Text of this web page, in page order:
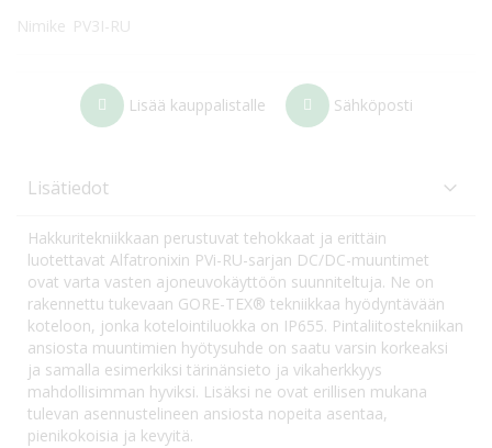
Nimike PV3I-RU
Lisää kauppalistalle Sähköposti
Lisätiedot
Hakkuritekniikkaan perustuvat tehokkaat ja erittäin
luotettavat Alfatronixin PVi-RU-sarjan DC/DC-muuntimet
ovat varta vasten ajoneuvokäyttöön suunniteltuja. Ne on
rakennettu tukevaan GORE-TEX® tekniikkaa hyödyntävään
koteloon, jonka kotelointiluokka on IP655. Pintaliitostekniikan
ansiosta muuntimien hyötysuhde on saatu varsin korkeaksi
ja samalla esimerkiksi tärinänsieto ja vikaherkkyys
mahdollisimman hyviksi. Lisäksi ne ovat erillisen mukana
tulevan asennustelineen ansiosta nopeita asentaa,
pienikokoisia ja kevyitä.